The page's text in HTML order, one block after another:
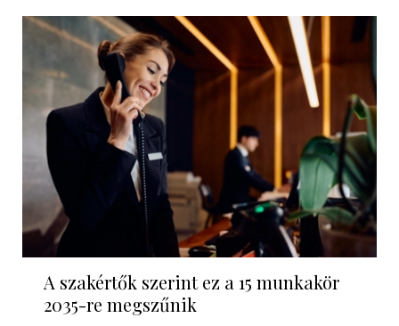
A szakértők szerint ez a 15 munkakör
2035-re megszűnik